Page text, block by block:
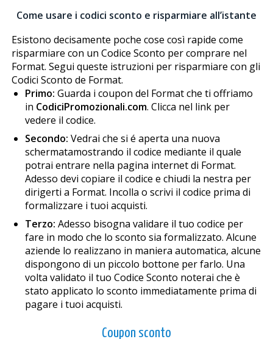
Come usare i codici sconto e risparmiare all’istante
Esistono decisamente poche cose così rapide come
risparmiare con un Codice Sconto per comprare nel
Formafit. Segui queste istruzioni per risparmiare con gli
Codici Sconto de Formafit.
Primo: Guarda i coupon del Formafit che ti offriamo
in CodiciPromozionali.com. Clicca nel link per
vedere il codice.
Secondo: Vedrai che si é aperta una nuova
schermatamostrando il codice mediante il quale
potrai entrare nella pagina internet di Formafit.
Adesso devi copiare il codice e chiudi la finestra per
dirigerti a Formafit. Incolla o scrivi il codice prima di
formalizzare i tuoi acquisti.
Terzo: Adesso bisogna validare il tuo codice per
fare in modo che lo sconto sia formalizzato. Alcune
aziende lo realizzano in maniera automatica, alcune
dispongono di un piccolo bottone per farlo. Una
volta validato il tuo Codice Sconto noterai che è
stato applicato lo sconto immediatamente prima di
pagare i tuoi acquisti.
Coupon sconto